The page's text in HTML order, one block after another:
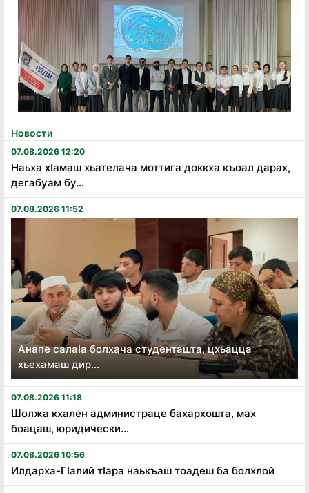
Новости
07.08.2026 12:20
Наьха хӏамаш хьателача моттига доккха къоал дарах,
дегабуам бу...
07.08.2026 11:52
Анапе салаӏа болхача студенташта, цхьацца
хьехамаш дир...
07.08.2026 11:18
Шолжа кхален администраце бахархошта, мах
боацаш, юридически...
07.08.2026 10:56
Илдарха-Гӏалий тӏара наькъаш тоадеш ба болхлой